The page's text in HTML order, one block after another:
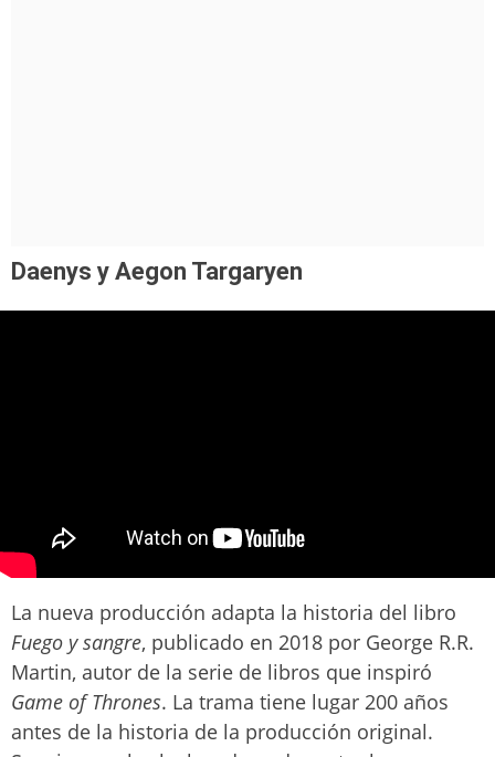
Daenys y Aegon Targaryen
La nueva producción adapta la historia del libro
Fuego y sangre, publicado en 2018 por George R.R.
Martin, autor de la serie de libros que inspiró
Game of Thrones. La trama tiene lugar 200 años
antes de la historia de la producción original.